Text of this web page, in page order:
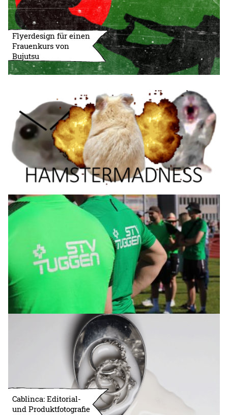
Flyerdesign für einen
Frauenkurs von
Bujutsu
Cablinca: Editorial-
und Produktfotografie